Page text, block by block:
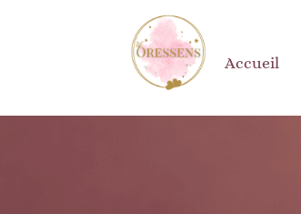
Accueil